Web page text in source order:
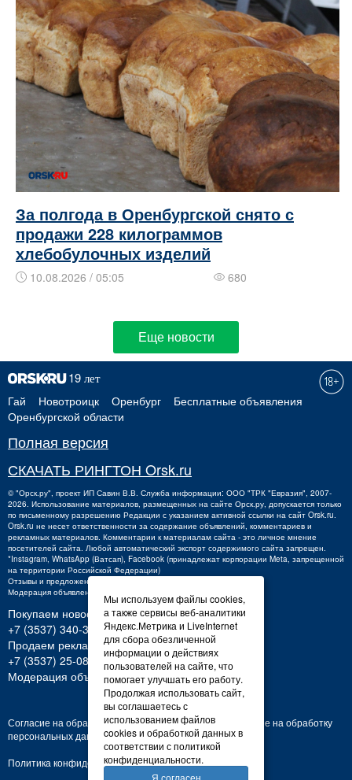
За полгода в Оренбургской снято с
продажи 228 килограммов
хлебобулочных изделий
10.08.2026 / 05:05 680
Еще новости
Гай Новотроицк Оренбург
Бесплатные объявления
Оренбургской области
Полная версия
СКАЧАТЬ РИНГТОН Orsk.ru
©"Орск.ру" , проект ИП Савин В.В. Служба информации: ООО "ТРК "Евразия", 2007-
2026. Использование материалов, размещенных на сайте Орск.ру, допускается только
по письменному разрешению Редакции с указанием активной ссылки на сайт Orsk.ru.
Orsk.ru не несет ответственности за содержание объявлений, комментариев и
рекламных материалов. Комментарии к материалам сайта - это личное мнение
посетителей сайта. Любой автоматический экспорт содержимого сайта запрещен.
*Instagram, WhatsApp (Ватсап), Facebook (принадлежат корпорации Meta, запрещенной
на территории Российской Федерации)
Отзывы и предложения о работе портала:
Модерация объявлений +7 (3537) 32-71-28
Покупаем новости:
+7 (3537) 340-300,340300@orsk.ru
Продаем рекламу:
+7 (3537) 25-08-07;250807@orsk.ru
Модерация объявлений: +7 (3537) 32-71-28
Согласие на обработку персональных данных
Согласие на обработку
персональных данных
Политика конфиденциальности
Мы используем файлы cookies,
а также сервисы веб-аналитики
Яндекс.Метрика и LiveInternet
для сбора обезличенной
информации о действиях
пользователей на сайте, что
помогает улучшать его работу.
Продолжая использовать сайт,
вы соглашаетесь с
использованием файлов
cookies и обработкой данных в
соответствии с политикой
конфиденциальности.
Я согласен